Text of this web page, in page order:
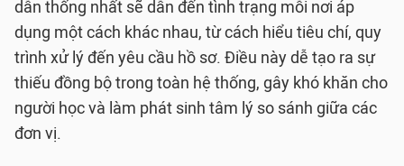
dẫn thống nhất sẽ dẫn đến tình trạng mỗi nơi áp
dụng một cách khác nhau, từ cách hiểu tiêu chí, quy
trình xử lý đến yêu cầu hồ sơ. Điều này dễ tạo ra sự
thiếu đồng bộ trong toàn hệ thống, gây khó khăn cho
người học và làm phát sinh tâm lý so sánh giữa các
đơn vị.